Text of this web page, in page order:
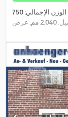
الوزن الإجمالي:750
2.040 مم
, عرض